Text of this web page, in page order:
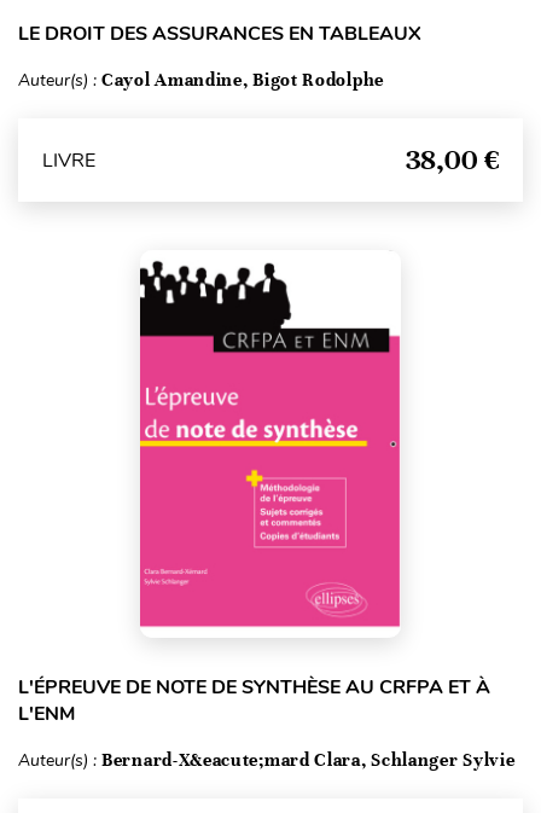
LE DROIT DES ASSURANCES EN TABLEAUX
Auteur(s) : Cayol Amandine, Bigot Rodolphe
LIVRE 38,00 €
L'ÉPREUVE DE NOTE DE SYNTHÈSE AU CRFPA ET À
L'ENM
Auteur(s) : Bernard-X&eacute;mard Clara, Schlanger Sylvie